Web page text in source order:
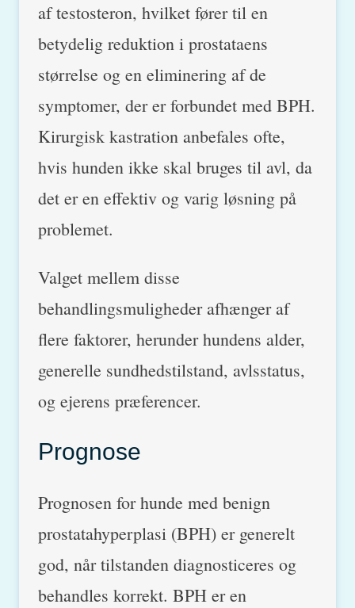
af testosteron, hvilket fører til en
betydelig reduktion i prostataens
størrelse og en eliminering af de
symptomer, der er forbundet med BPH.
Kirurgisk kastration anbefales ofte,
hvis hunden ikke skal bruges til avl, da
det er en effektiv og varig løsning på
problemet.
Valget mellem disse
behandlingsmuligheder afhænger af
flere faktorer, herunder hundens alder,
generelle sundhedstilstand, avlsstatus,
og ejerens præferencer.
Prognose
Prognosen for hunde med benign
prostatahyperplasi (BPH) er generelt
god, når tilstanden diagnosticeres og
behandles korrekt. BPH er en